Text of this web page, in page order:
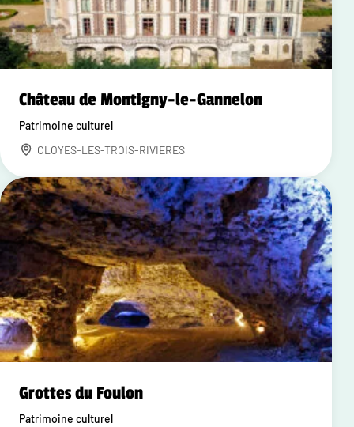
Château de Montigny-le-Gannelon
Patrimoine culturel
CLOYES-LES-TROIS-RIVIERES
Grottes du Foulon
Patrimoine culturel